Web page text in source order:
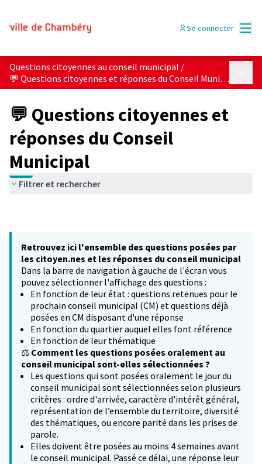
Se connecter
Questions citoyennes au conseil municipal /
💬 Questions citoyennes et réponses du Conseil Municipal
💬 Questions citoyennes et
réponses du Conseil
Municipal
Filtrer et rechercher
Retrouvez ici l'ensemble des questions posées par
les citoyen.nes et les réponses du conseil municipal
Dans la barre de navigation à gauche de l'écran vous
pouvez sélectionner l'affichage des questions :
En fonction de leur état : questions retenues pour le
prochain conseil municipal (CM) et questions déjà
posées en CM disposant d'une réponse
En fonction du quartier auquel elles font référence
En fonction de leur thématique
⚖️ Comment les questions posées oralement au
conseil municipal sont-elles sélectionnées ?
Les questions qui sont posées oralement le jour du
conseil municipal sont sélectionnées selon plusieurs
critères : ordre d'arrivée, caractère d'intérêt général,
représentation de l’ensemble du territoire, diversité
des thématiques, ou encore parité dans les prises de
parole.
Elles doivent être posées au moins 4 semaines avant
le conseil municipal. Passé ce délai, une réponse leur